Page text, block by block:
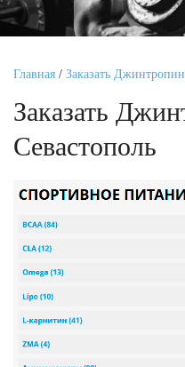
Главная / Заказать
Заказать
Севастополь